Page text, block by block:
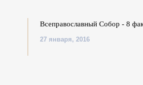
Всеправославный Собор - 8
27 января, 2016